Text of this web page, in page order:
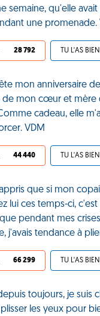
semaine, qu'elle avait
une promenade.
28 792
mon anniversaire de
de mon cœur et mère
cadeau, elle
VDM
44 440
que si mon
lui ces temps-ci, c'est
pendant mes
j'avais tendance à
66 299
toujours, je suis
les yeux pour